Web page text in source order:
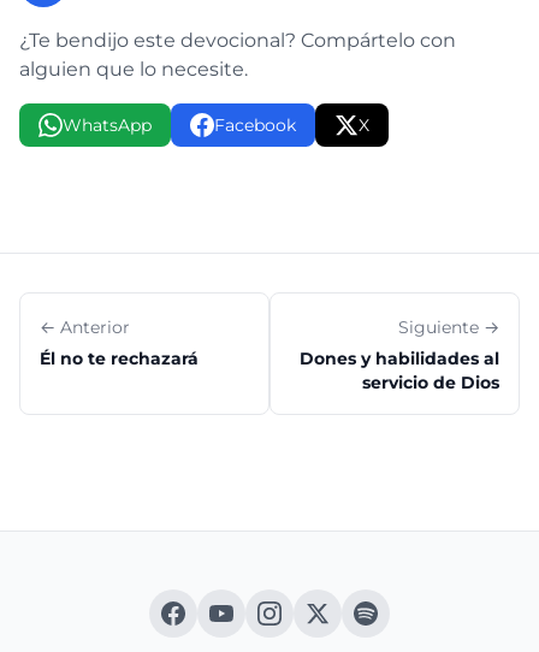
¿Te bendijo este devocional? Compártelo con
alguien que lo necesite.
WhatsApp Facebook X
← Anterior
Él no te rechazará
Siguiente →
Dones y habilidades al
servicio de Dios